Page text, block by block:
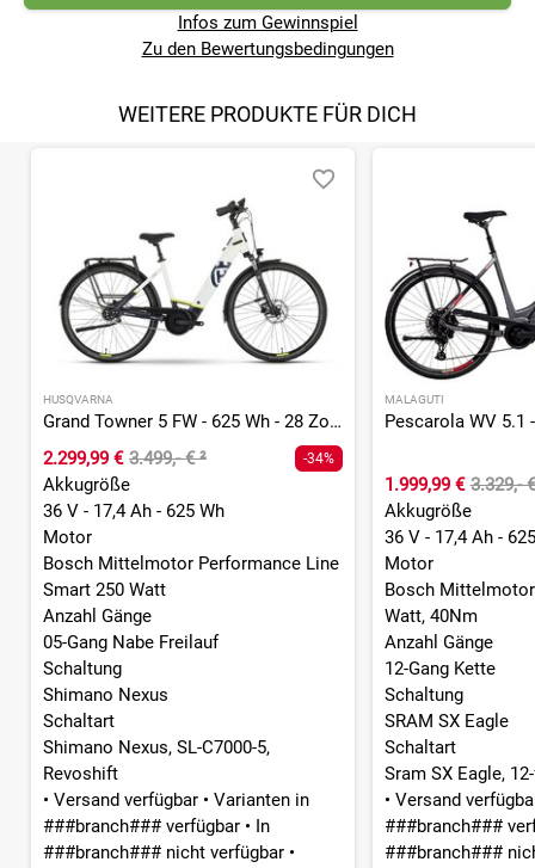
Infos zum Gewinnspiel
Zu den Bewertungsbedingungen
WEITERE PRODUKTE FÜR DICH
HUSQVARNA
Grand Towner 5 FW - 625 Wh - 28 Zoll - Tiefeinsteiger
2.299,99 € 3.499,- €² -34%
Akkugröße
36 V - 17,4 Ah - 625 Wh
Motor
Bosch Mittelmotor Performance Line
Smart 250 Watt
Anzahl Gänge
05-Gang Nabe Freilauf
Schaltung
Shimano Nexus
Schaltart
Shimano Nexus, SL-C7000-5,
Revoshift
• Versand verfügbar • Varianten in
###branch### verfügbar • In
###branch### nicht verfügbar •
MALAGUTI
1.999,99 € 3.329,-
Akkugröße
36 V - 17,4 Ah -
Motor
Bosch
Watt, 40Nm
Anzahl Gänge
12-Gang Kette
Schaltung
SRAM SX Eagle
Schaltart
Sram SX Eagle,
• Versand
###branch###
###branch###